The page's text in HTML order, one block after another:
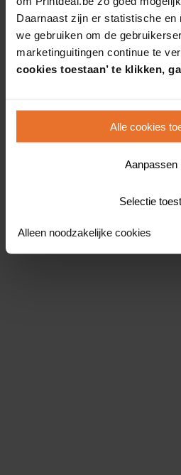
Daarnaast zijn er statistische en
we gebruiken om de
marketinguitingen continue te
cookies toestaan’ te klikken,
Alle cookies
Aanpassen
Selectie
Alleen noodzakelijke cookies